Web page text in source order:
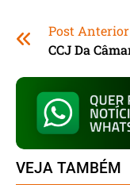
Post Anterior
VEJA TAMBÉM